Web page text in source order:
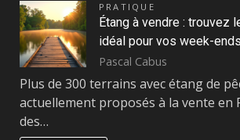
PRATIQUE
Étang à vendre : trouvez
idéal pour vos week-
Pascal Cabus
Plus de 300 terrains avec étang de
actuellement proposés à la vente en
des…